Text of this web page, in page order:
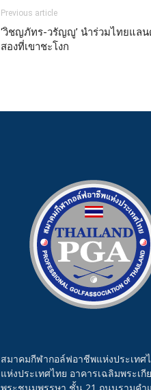
Previous article
‘วิชญภัทร-วรัญญู’ นำร่วมไทยแลน
สองที่เขาชะโงก
สมาคมกีฬากอล์ฟอาชีพแห่งประเทศ
แห่งประเทศไทย อาคารเฉลิมพระเ